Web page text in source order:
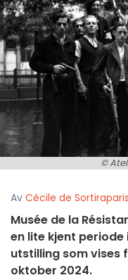
©
Av Cécile de Sortiraparis
Musée de la
en lite kjent periode
utstilling som vises
oktober 2024.